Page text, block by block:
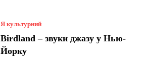
Я культурний
Birdland – звуки джазу у Нью-
Йорку